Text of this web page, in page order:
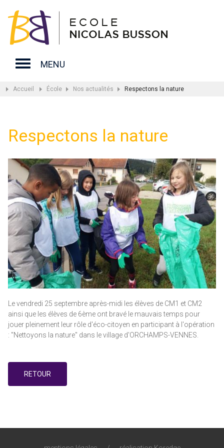
MENU
Accueil École Nos actualités Respectons la nature
Respectons la nature
Le vendredi 25 septembre après-midi les élèves de CM1 et CM2
ainsi que les élèves de 6ème ont bravé le mauvais temps pour
jouer pleinement leur rôle d'éco-citoyen en participant à l'opération
: "Nettoyons la nature" dans le village d'ORCHAMPS-VENNES.
RETOUR